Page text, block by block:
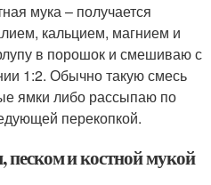
мука – получается
кальцием, магнием и
в порошок и смешиваю с
1:2. Обычно такую смесь
ямки либо рассыпаю по
перекопкой.
песком и костной мукой